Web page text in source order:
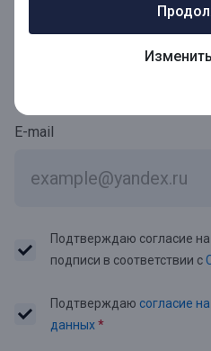
E-mail
Подтверждаю согласие
подписи в соответствии с
Подтверждаю согласие
данных*